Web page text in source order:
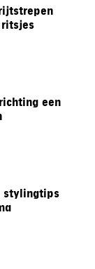
een
stylingtips